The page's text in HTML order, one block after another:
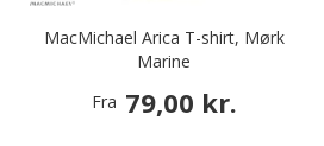
MacMichael Arica T-shirt, Mørk
Marine
Fra 79,00 kr.